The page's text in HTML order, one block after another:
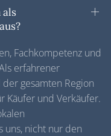
Fachkompetenz und
erfahrener
gesamten Region
Käufer und Verkäufer.
uns, nicht nur den